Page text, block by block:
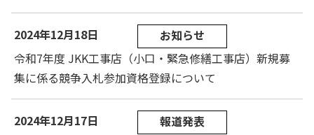
2024年12月18日
お知らせ
令和7年度 JKK工事店（小口・緊急修繕工事店）新規募
集に係る競争入札参加資格登録について
2024年12月17日
報道発表